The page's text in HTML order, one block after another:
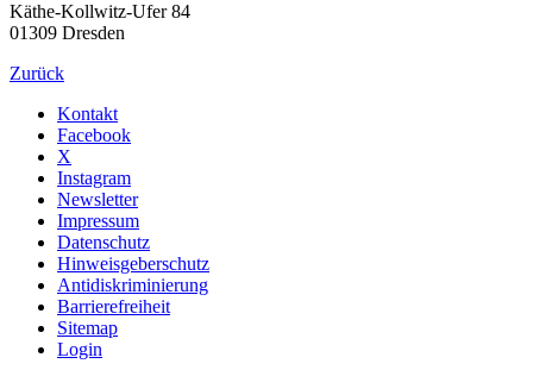
Käthe-Kollwitz-Ufer 84
01309 Dresden
Zurück
Kontakt
Facebook
X
Instagram
Newsletter
Impressum
Datenschutz
Hinweisgeberschutz
Antidiskriminierung
Barrierefreiheit
Sitemap
Login